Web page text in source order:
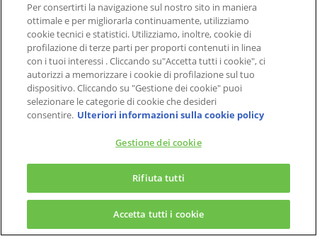
Per consertirti la navigazione sul nostro sito in maniera
ottimale e per migliorarla continuamente, utilizziamo
cookie tecnici e statistici. Utilizziamo, inoltre, cookie di
profilazione di terze parti per proporti contenuti in linea
con i tuoi interessi . Cliccando su"Accetta tutti i cookie", ci
autorizzi a memorizzare i cookie di profilazione sul tuo
dispositivo. Cliccando su "Gestione dei cookie" puoi
selezionare le categorie di cookie che desideri
consentire. Ulteriori informazioni sulla cookie policy
Gestione dei cookie
Rifiuta tutti
Accetta tutti i cookie